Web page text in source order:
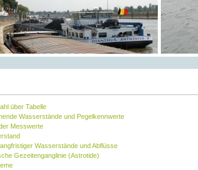
über Tabelle
Wasserstände und Pegelkennwerte
Messwerte
Wasserstände und Abflüsse
Gezeitenganglinie (Astrotide)